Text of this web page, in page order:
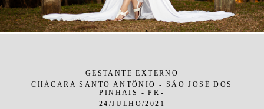
GESTANTE EXTERNO
CHÁCARA SANTO ANTÔNIO - SÃO JOSÉ DOS
PINHAIS - PR
24/JULHO/2021